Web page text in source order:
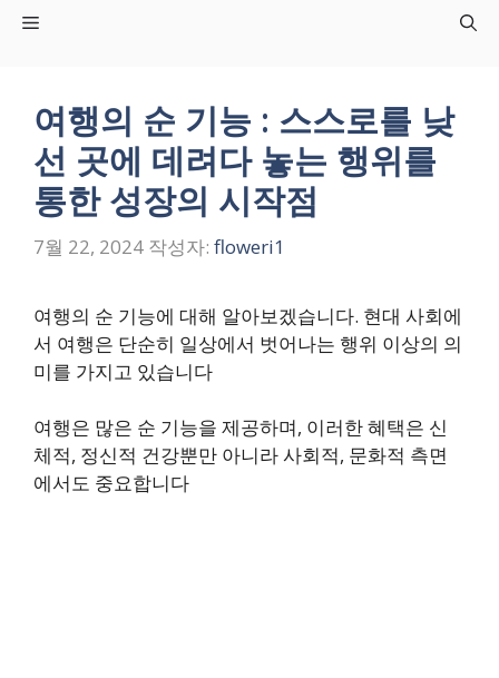
Menu
여행의 순 기능 : 스스로를 낮
선 곳에 데려다 놓는 행위를
통한 성장의 시작점
7월 22, 2024 작성자: floweri1
여행의 순 기능에 대해 알아보겠습니다. 현대 사회에
서 여행은 단순히 일상에서 벗어나는 행위 이상의 의
미를 가지고 있습니다
여행은 많은 순 기능을 제공하며, 이러한 혜택은 신
체적, 정신적 건강뿐만 아니라 사회적, 문화적 측면
에서도 중요합니다